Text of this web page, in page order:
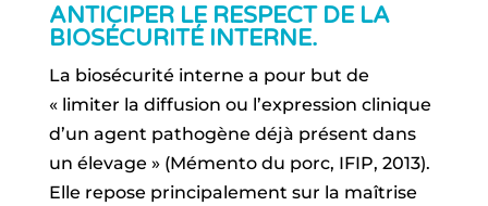
ANTICIPER LE RESPECT DE LA
BIOSÉCURITÉ INTERNE.
La biosécurité interne a pour but de
« limiter la diffusion ou l’expression clinique
d’un agent pathogène déjà présent dans
un élevage » (Mémento du porc, IFIP, 2013).
Elle repose principalement sur la maîtrise